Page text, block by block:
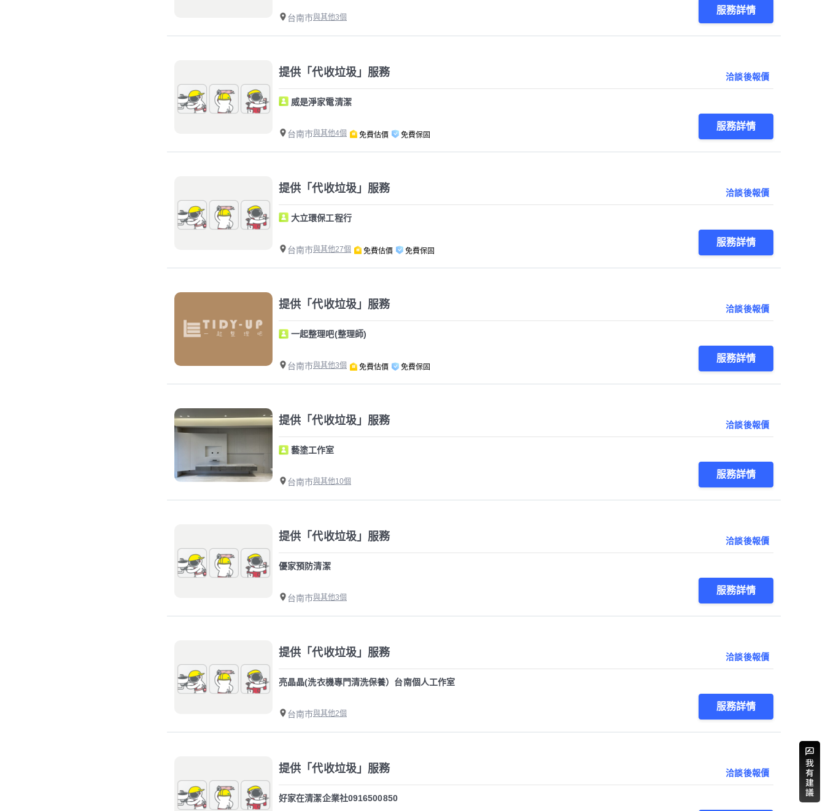
台南市與其他3個
服務詳情
提供「代收垃圾」服務 洽談後報價
威是淨家電清潔
台南市與其他4個 免費估價 免費保固
服務詳情
提供「代收垃圾」服務 洽談後報價
大立環保工程行
台南市與其他27個 免費估價 免費保固
服務詳情
提供「代收垃圾」服務 洽談後報價
一起整理吧(整理師)
台南市與其他3個 免費估價 免費保固
服務詳情
提供「代收垃圾」服務 洽談後報價
藝塗工作室
台南市與其他10個
服務詳情
提供「代收垃圾」服務 洽談後報價
優家預防清潔
台南市與其他3個
服務詳情
提供「代收垃圾」服務 洽談後報價
亮晶晶(洗衣機專門清洗保養）台南個人工作室
台南市與其他2個
服務詳情
提供「代收垃圾」服務 洽談後報價
好家在清潔企業社0916500850